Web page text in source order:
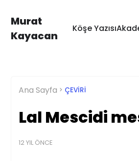
Murat
Kayacan
Köşe Yazısı
Ana Sayfa ÇEVIRI
Lal Mescidi
12 YIL ÖNCE